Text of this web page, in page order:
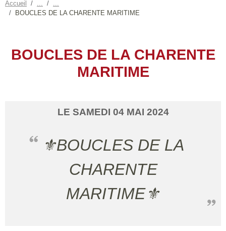
Accueil
BOUCLES DE LA CHARENTE MARITIME
BOUCLES DE LA CHARENTE
MARITIME
LE SAMEDI 04 MAI 2024
⚜️BOUCLES DE LA
CHARENTE
MARITIME⚜️